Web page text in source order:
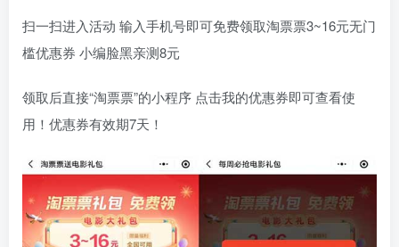
扫一扫进入活动 输入手机号即可免费领取淘票票3~16元无门
槛优惠券 小编脸黑亲测8元
领取后直接“淘票票”的小程序 点击我的优惠券即可查看使
用！优惠券有效期7天！